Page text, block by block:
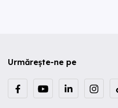
Urmărește-ne pe